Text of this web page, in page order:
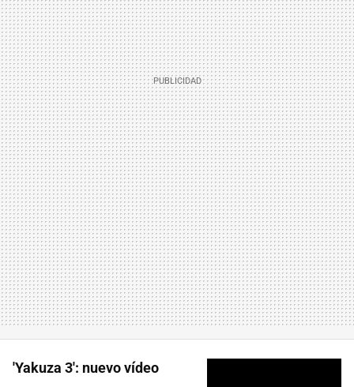
'Yakuza 3': nuevo vídeo